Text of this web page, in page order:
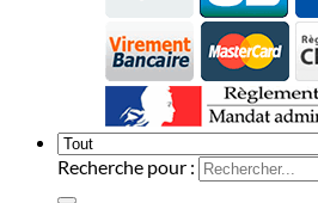
Recherche pour :